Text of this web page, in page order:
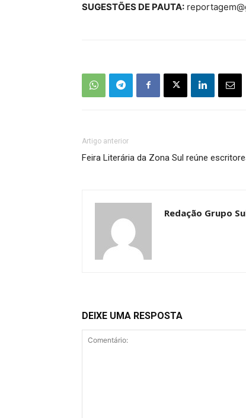
SUGESTÕES DE PAUTA:
Artigo anterior
Feira Literária da Zona Sul reúne
Redação Grupo
DEIXE UMA RESPOSTA